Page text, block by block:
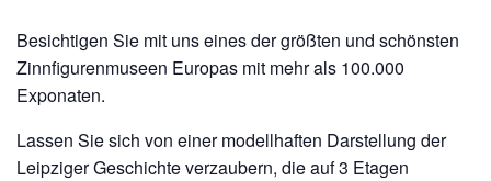
Besichtigen Sie mit uns eines der größten und schönsten
Zinnfigurenmuseen Europas mit mehr als 100.000
Exponaten.
Lassen Sie sich von einer modellhaften Darstellung der
Leipziger Geschichte verzaubern, die auf 3 Etagen